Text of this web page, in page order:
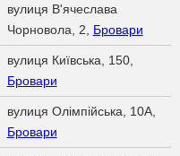
вулиця В'ячеслава
Чорновола, 2, Бровари
вулиця Київська, 150,
Бровари
вулиця Олімпійська, 10А,
Бровари